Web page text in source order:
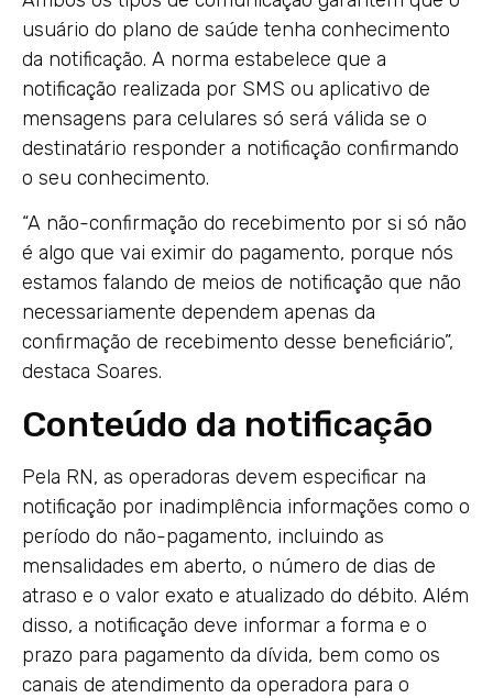
usuário do plano de saúde tenha conhecimento
da notificação. A norma estabelece que a
notificação realizada por SMS ou aplicativo de
mensagens para celulares só será válida se o
destinatário responder a notificação confirmando
o seu conhecimento.
“A não-confirmação do recebimento por si só não
é algo que vai eximir do pagamento, porque nós
estamos falando de meios de notificação que não
necessariamente dependem apenas da
confirmação de recebimento desse beneficiário”,
destaca Soares.
Conteúdo da notificação
Pela RN, as operadoras devem especificar na
notificação por inadimplência informações como o
período do não-pagamento, incluindo as
mensalidades em aberto, o número de dias de
atraso e o valor exato e atualizado do débito. Além
disso, a notificação deve informar a forma e o
prazo para pagamento da dívida, bem como os
canais de atendimento da operadora para o